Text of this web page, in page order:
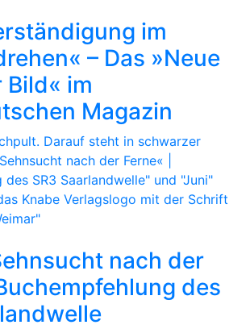
im
– Das »Neue
Bild« im
Magazin
nach der
des